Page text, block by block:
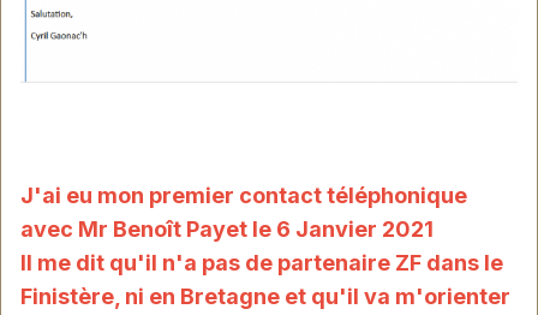
J'ai eu mon premier contact téléphonique
avec Mr Benoît Payet le 6 Janvier 2021
Il me dit qu'il n'a pas de partenaire ZF dans le
Finistère, ni en Bretagne et qu'il va m'orienter